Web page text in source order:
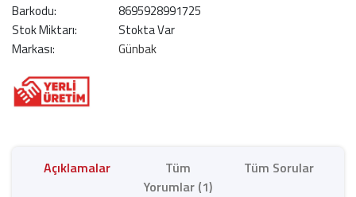
Barkodu:
8695928991725
Stok Miktarı:
Stokta Var
Markası:
Günbak
Açıklamalar
Tüm
Yorumlar (1)
Tüm Sorular